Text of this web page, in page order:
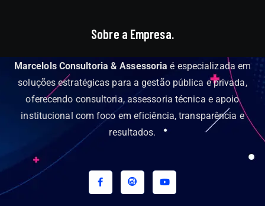
Sobre a Empresa.
Marcelols Consultoria & Assessoria é especializada em
soluções estratégicas para a gestão pública e privada,
oferecendo consultoria, assessoria técnica e apoio
institucional com foco em eficiência, transparência e
resultados.